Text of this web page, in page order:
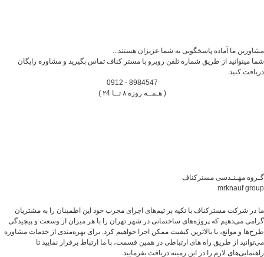
مشاورین ما آماده پاسخگویی به شما عزیزان هستند...
شما میتوانید از طریق شماره تلفن روبرو با مستر کناف تماس بگیرید و مشاوره رایگان
دریافت کنید.
8984547 - 0912
( هـمــه روزه ۸ تــا ۲4 )
گـروه مهـنـدسی مسترکناف
mrknauf group
ما در شرکت مسترکناف با تکیه بر تیم‌های اجرای مجرب خود این اطمینان را به مشتریان
گرامی می‌دهیم که پروژه‌های ساختمانی در شهر تهران را با هر میزان از وسعت و پیچیدگی
طرح‌ها و موانع، با بالاترین کیفیت ممکن اجرا خواهیم کرد. برای بهره‌مندی از خدمات مشاوره
می‌توانید از طریق راه های ارتباطی در همین قسمت، با ما ارتباط برقرار نمایید تا
راهنمایی‌های لازم را در این زمینه دریافت بفرمایید.